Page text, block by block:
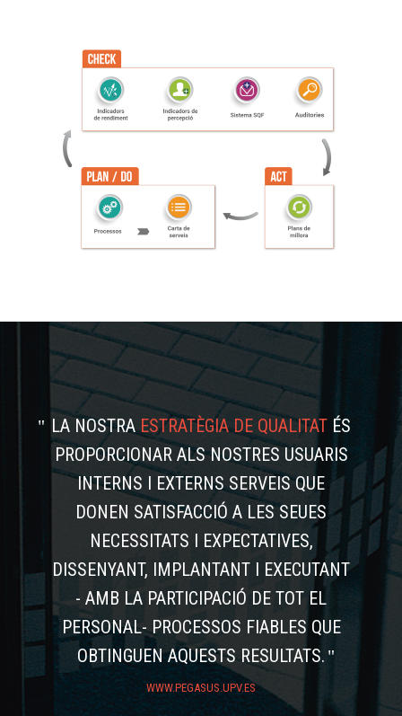
LA NOSTRAESTRATÈGIA DE QUALITAT ÉS
PROPORCIONAR ALS NOSTRES USUARIS
INTERNS I EXTERNS SERVEIS QUE
DONEN SATISFACCIÓ A LES SEUES
NECESSITATS I EXPECTATIVES,
DISSENYANT, IMPLANTANT I EXECUTANT
- AMB LA PARTICIPACIÓ DE TOT EL
PERSONAL- PROCESSOS FIABLES QUE
OBTINGUEN AQUESTS RESULTATS.
WWW.PEGASUS.UPV.ES